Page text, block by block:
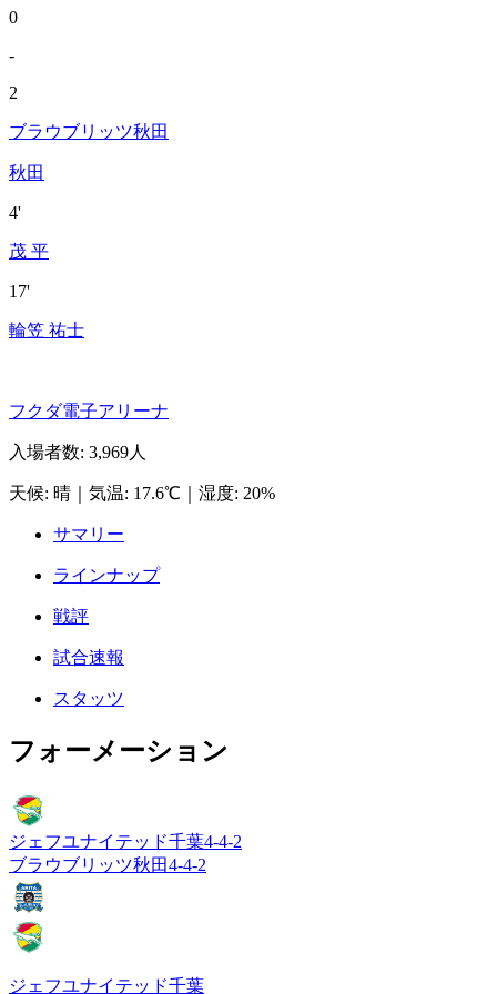
0
-
2
ブラウブリッツ秋田
秋田
4'
茂 平
17'
輪笠 祐士
フクダ電子アリーナ
入場者数: 3,969人
天候: 晴 気温: 17.6℃ 湿度: 20%
サマリー
ラインナップ
戦評
試合速報
スタッツ
フォーメーション
ジェフユナイテッド千葉4-4-2
ブラウブリッツ秋田4-4-2
ジェフユナイテッド千葉